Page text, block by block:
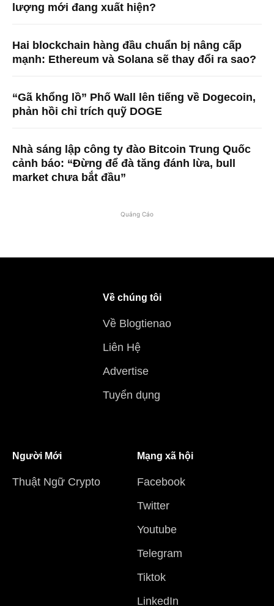
lượng mới đang xuất hiện?
Hai blockchain hàng đầu chuẩn bị nâng cấp
mạnh: Ethereum và Solana sẽ thay đổi ra sao?
“Gã khổng lồ” Phố Wall lên tiếng về Dogecoin,
phản hồi chỉ trích quỹ DOGE
Nhà sáng lập công ty đào Bitcoin Trung Quốc
cảnh báo: “Đừng để đà tăng đánh lừa, bull
market chưa bắt đầu”
Quảng Cáo
Về chúng tôi
Về Blogtienao
Liên Hệ
Advertise
Tuyển dụng
Người Mới
Thuật Ngữ Crypto
Mạng xã hội
Facebook
Twitter
Youtube
Telegram
Tiktok
LinkedIn